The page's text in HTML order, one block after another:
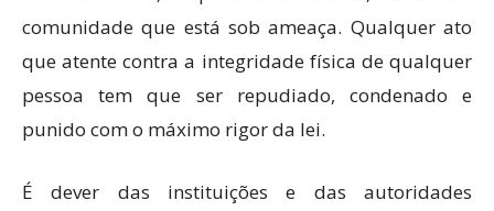
comunidade que está sob ameaça. Qualquer ato
que atente contra a integridade física de qualquer
pessoa tem que ser repudiado, condenado e
punido com o máximo rigor da lei.
É dever das instituições e das autoridades